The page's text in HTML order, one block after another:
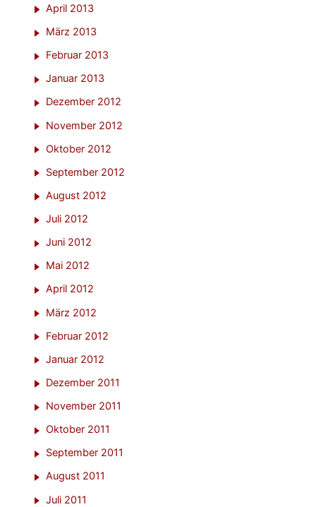
April 2013
März 2013
Februar 2013
Januar 2013
Dezember 2012
November 2012
Oktober 2012
September 2012
August 2012
Juli 2012
Juni 2012
Mai 2012
April 2012
März 2012
Februar 2012
Januar 2012
Dezember 2011
November 2011
Oktober 2011
September 2011
August 2011
Juli 2011